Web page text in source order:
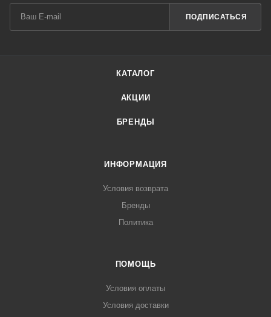
ПОДПИСАТЬСЯ
КАТАЛОГ
АКЦИИ
БРЕНДЫ
ИНФОРМАЦИЯ
Условия возврата
Бренды
Политика
ПОМОЩЬ
Условия оплаты
Условия доставки